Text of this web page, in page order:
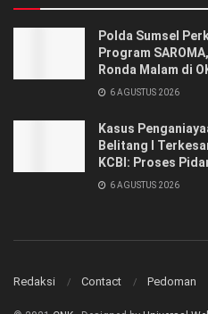
Polda Sumsel
Program
Ronda Malam di
6 AGUSTUS 2026
Kasus
Belitang I
KCBI: Proses
6 AGUSTUS 2026
Redaksi Contact Pedoman